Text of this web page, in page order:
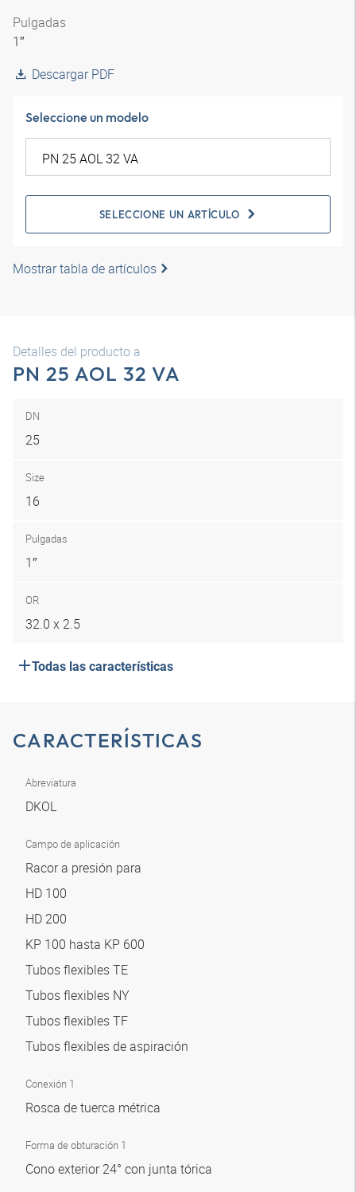
Pulgadas
1″
Descargar PDF
Seleccione un modelo
SELECCIONE UN ARTÍCULO
Mostrar tabla de artículos
Detalles del producto a
PN 25 AOL 32 VA
DN
25
Size
16
Pulgadas
1″
OR
32.0 x 2.5
Todas las características
CARACTERÍSTICAS
Abreviatura
DKOL
Campo de aplicación
Racor a presión para
HD 100
HD 200
KP 100 hasta KP 600
Tubos flexibles TE
Tubos flexibles NY
Tubos flexibles TF
Tubos flexibles de aspiración
Conexión 1
Rosca de tuerca métrica
Forma de obturación 1
Cono exterior 24° con junta tórica